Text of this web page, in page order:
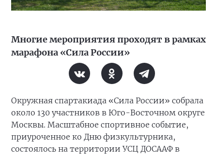
Многие мероприятия проходят в рамках
марафона «Сила России»
Окружная спартакиада «Сила России» собрала
около 130 участников в Юго-Восточном округе
Москвы. Масштабное спортивное событие,
приуроченное ко Дню физкультурника,
состоялось на территории УСЦ ДОСААФ в